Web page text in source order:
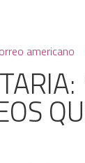
americano